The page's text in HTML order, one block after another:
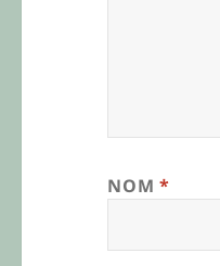
NOM *